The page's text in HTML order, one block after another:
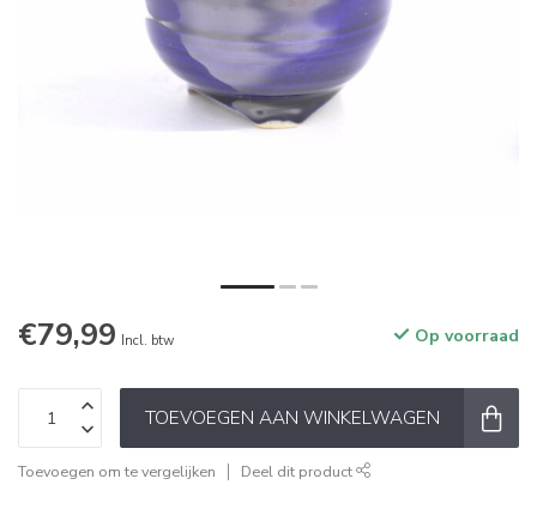
€79,99 Incl. btw Op voorraad
TOEVOEGEN AAN WINKELWAGEN
Toevoegen om te vergelijken Deel dit product